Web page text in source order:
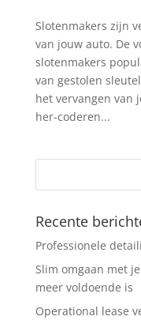
Slotenmakers zijn
van jouw auto. De
slotenmakers
van gestolen
het vervangen van
her-coderen...
Recente
Professionele
Slim omgaan met
meer voldoende is
Operational lease